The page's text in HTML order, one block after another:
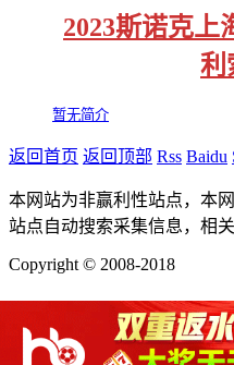
2023斯诺克上
利
暂无简介
返回首页 返回顶部 Rss Baidu
本网站为非赢利性站点，本
站点自动搜索采集信息，相
Copyright © 2008-2018